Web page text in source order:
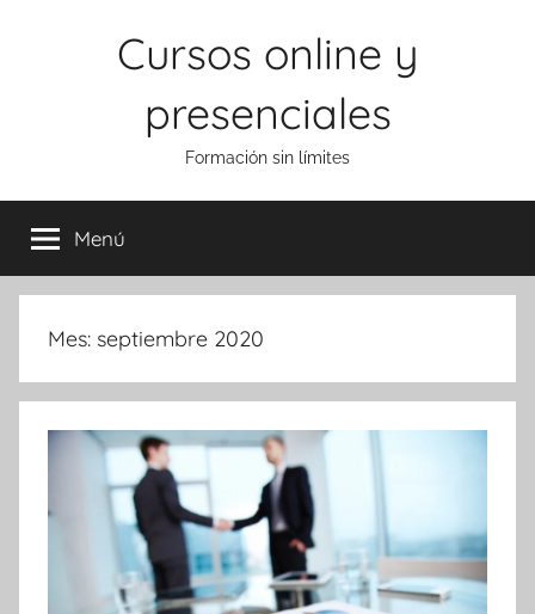
Cursos online y
presenciales
Formación sin límites
Menú
Mes: septiembre 2020